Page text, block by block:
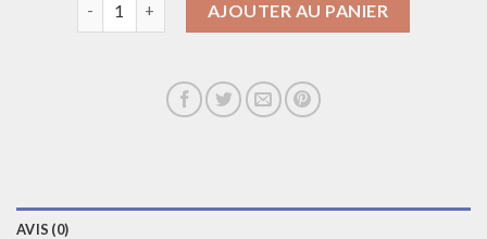
AJOUTER AU PANIER
AVIS (0)